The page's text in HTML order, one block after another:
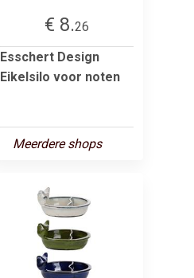
€ 8.26
Esschert Design
Eikelsilo voor noten
Meerdere shops